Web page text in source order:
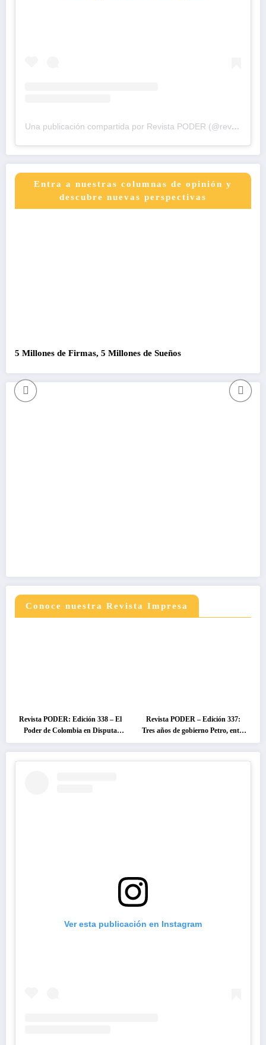
Una publicación compartida por Revista PODER (@revistapodercol)
Entra a nuestras columnas de opinión y
descubre nuevas perspectivas
5 Millones de Firmas, 5 Millones de Sueños
Conoce nuestra Revista Impresa
Revista PODER: Edición 338 – El
Poder de Colombia en Disputa
2026
Revista PODER – Edición 337:
Tres años de gobierno Petro, entre
el cambio prometido y el
desencanto ciudadano
Ver esta publicación en Instagram